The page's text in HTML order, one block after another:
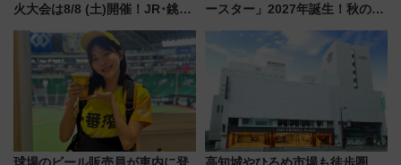
火大会は8/8 (土)開催！JR･銚子
報、利根川に咲く8,000発の大迫
力＆屋台を満喫
ースター」2027年誕生！秋の
ろも一挙紹介